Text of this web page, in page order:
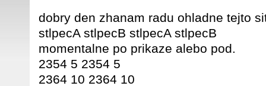
dobry den zhanam radu ohladne tejto
stlpecA stlpecB stlpecA stlpecB
momentalne po prikaze alebo pod.
2354 5 2354 5
2364 10 2364 10